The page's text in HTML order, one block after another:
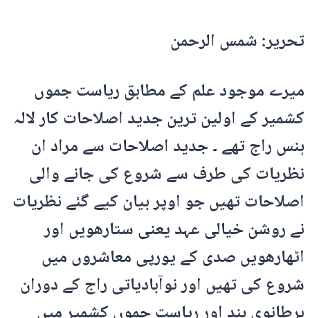
تحریر: شمس الرحمن
میرے موجود علم کے مطابق ریاست جموں
کشمیر کے اولین ترین جدید اصلاحات کار لالہ
ہنس راج تھے ۔ جدید اصلاحات سے مراد ان
نظریات کی طرف سے شروع کی جانے والی
اصلاحات تھیں جو اوپر بیان کیے گئے نظریات
نے روشن خیالی عہد یعنی ستارھویں اور
اٹھارھویں صدی کے یورپی معاشروں میں
شروع کی تھیں اور نوآبادیاتی راج کے دوران